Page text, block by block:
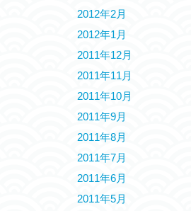
2012年2月
2012年1月
2011年12月
2011年11月
2011年10月
2011年9月
2011年8月
2011年7月
2011年6月
2011年5月